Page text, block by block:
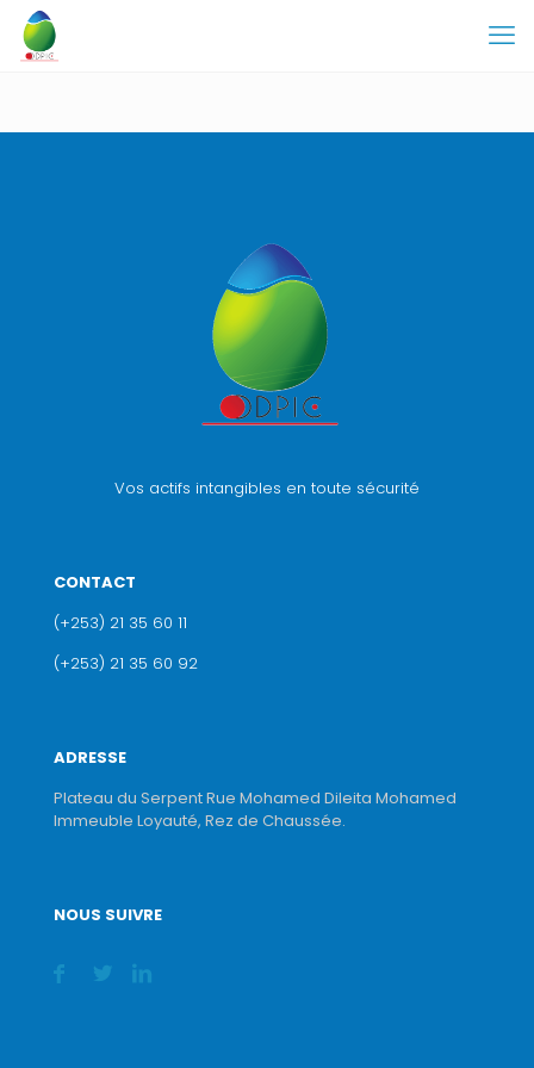
Vos actifs intangibles en toute sécurité
CONTACT
(+253) 21 35 60 11
(+253) 21 35 60 92
ADRESSE
Plateau du Serpent Rue Mohamed Dileita Mohamed
Immeuble Loyauté, Rez de Chaussée.
NOUS SUIVRE